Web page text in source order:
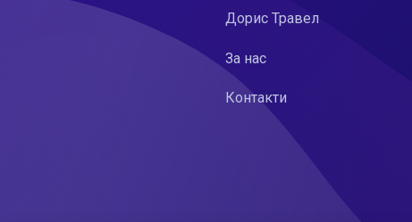
Дорис Травел
За нас
Контакти